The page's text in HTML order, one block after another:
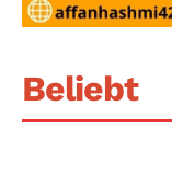
Beliebt